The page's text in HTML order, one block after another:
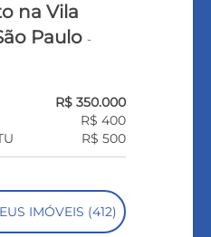
na Vila
Paulo -
R$ 350.000
R$ 400
R$ 500
IMÓVEIS (412)